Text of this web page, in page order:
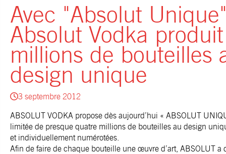
Avec "Absolut
Absolut Vodka
millions de bouteilles
design unique
3 septembre 2012
ABSOLUT VODKA propose dès aujourd’hui « ABSOLUT
limitée de presque quatre millions de bouteilles au design
et individuellement numérotées.
Afin de faire de chaque bouteille une œuvre d’art, ABSOLUT a